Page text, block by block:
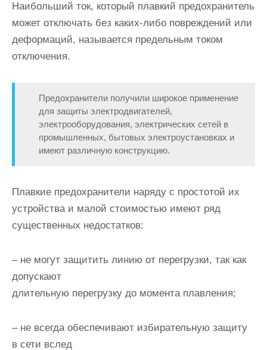
Наибольший ток, который плавкий предохранитель
может от­ключать без каких-либо повреждений или
деформаций, называется предельным током
отключения.
Предохранители получили широкое применение
для защиты электродвигателей,
электрооборудования, электрических сетей в
про­мышленных, бытовых электроустановках и
имеют различную конст­рукцию.
Плавкие предохранители наряду с простотой их
устройства и малой стоимостью имеют ряд
существенных недостатков:
– не могут защитить линию от перегрузки, так как
допускают
длительную перегрузку до момента плавления;
– не всегда обеспечивают избирательную защиту
в сети вслед­